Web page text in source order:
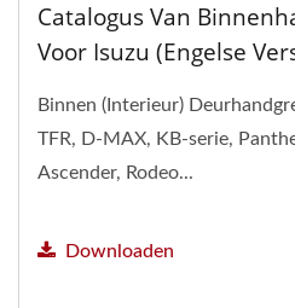
Catalogus Van
Voor Isuzu (Engelse
Binnen (Interieur)
TFR, D-MAX, KB-serie,
Ascender, Rodeo...
Downloaden